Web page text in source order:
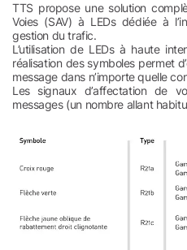
TTS propose une solution
Voies (SAV) à LEDs dédiée à
gestion du trafic.
L’utilisation de LEDs à haute
réalisation des symboles permet
message dans n’importe quelle
Les signaux d’affectation de
messages (un nombre allant